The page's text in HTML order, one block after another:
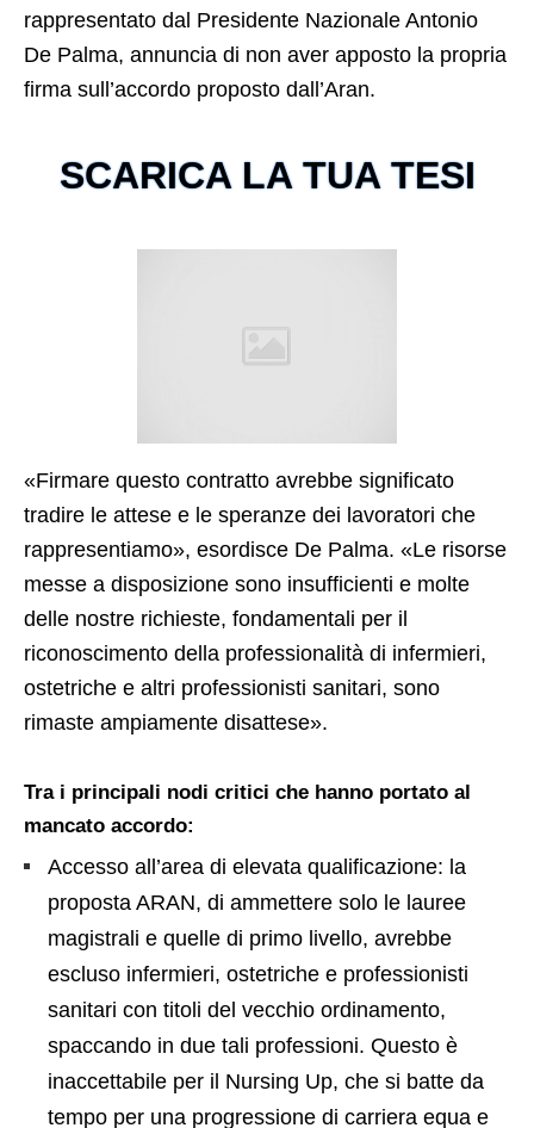
rappresentato dal Presidente Nazionale Antonio
De Palma, annuncia di non aver apposto la propria
firma sull’accordo proposto dall’Aran.
SCARICA LA TUA TESI
«Firmare questo contratto avrebbe significato
tradire le attese e le speranze dei lavoratori che
rappresentiamo», esordisce De Palma. «Le risorse
messe a disposizione sono insufficienti e molte
delle nostre richieste, fondamentali per il
riconoscimento della professionalità di infermieri,
ostetriche e altri professionisti sanitari, sono
rimaste ampiamente disattese».
Tra i principali nodi critici che hanno portato al
mancato accordo:
Accesso all’area di elevata qualificazione: la
proposta ARAN, di ammettere solo le lauree
magistrali e quelle di primo livello, avrebbe
escluso infermieri, ostetriche e professionisti
sanitari con titoli del vecchio ordinamento,
spaccando in due tali professioni. Questo è
inaccettabile per il Nursing Up, che si batte da
tempo per una progressione di carriera equa e